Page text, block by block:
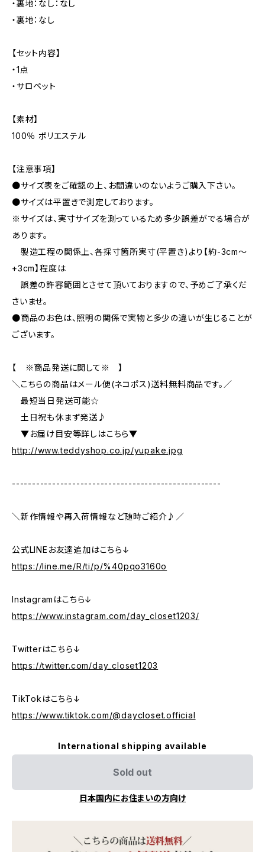
・裏地：なし：なし
・裏地：なし
【セット内容】
・1点
・サロペット
【素材】
100％ ポリエステル
【注意事項】
●サイズ表をご確認の上、お間違いのないようご購入下さい。
●サイズは平置きで測定しております。
※サイズは、実寸サイズを測っているため多少誤差がでる場合が
あります。
製造工程の関係上、各採寸箇所実寸(平置き)より【約-3cm〜
+3cm】程度は
誤差の許容範囲とさせて頂いておりますので、予めご了承くだ
さいませ。
●商品のお色は、照明の関係で実物と多少の違いが生じることが
ございます。
【 ※商品発送に関して※ 】
＼こちらの商品はメール便(ネコポス)送料無料商品です。／
最短当日発送可能☆
土日祝も休まず発送♪
▼お届け目安等詳しはこちら▼
http://www.teddyshop.co.jp/yupake.jpg
----------------------------------------------------
＼新作情報や再入荷情報など随時ご紹介♪／
公式LINEお友達追加はこちら↓
https://line.me/R/ti/p/%40pqo3160o
Instagramはこちら↓
https://www.instagram.com/day_closet1203/
Twitterはこちら↓
https://twitter.com/day_closet1203
TikTokはこちら↓
https://www.tiktok.com/@daycloset.official
International shipping available
Sold out
日本国内にお住まいの方向け